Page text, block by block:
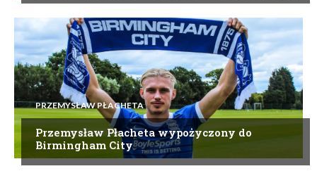
PRZEMYSŁAW PŁACHETA
Przemysław Płacheta wypożyczony do
Birmingham City